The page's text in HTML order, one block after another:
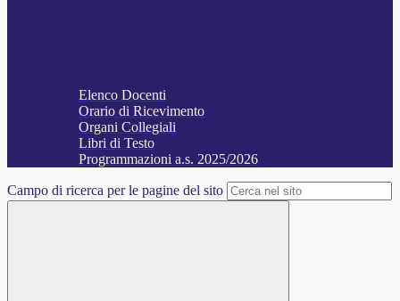
Elenco Docenti
Orario di Ricevimento
Organi Collegiali
Libri di Testo
Programmazioni a.s. 2025/2026
Campo di ricerca per le pagine del sito